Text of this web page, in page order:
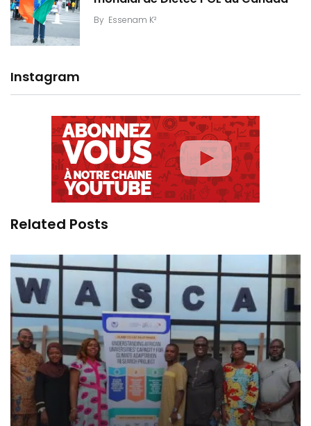
By Essenam K²
Instagram
Related Posts